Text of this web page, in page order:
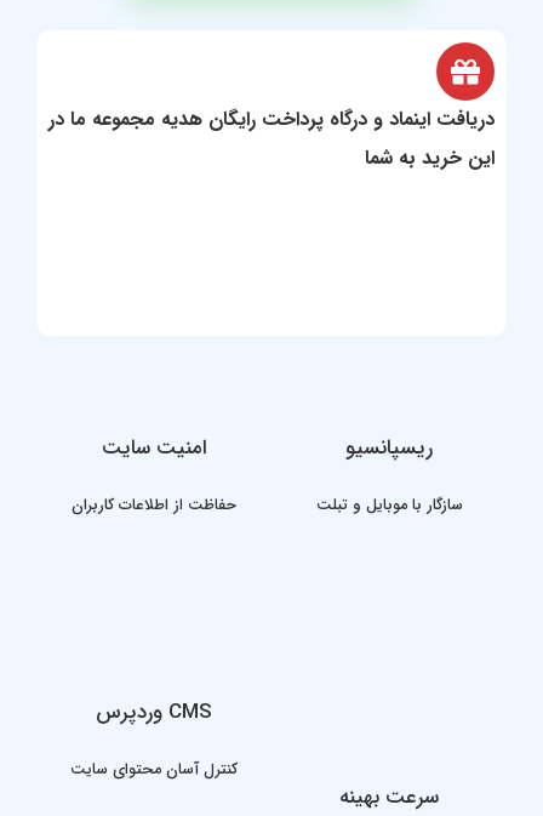
اینماد و درگاه پرداخت رایگان هدیه مجموعه ما در
خرید به شما
ریسپانسیو
سازگار با موبایل و تبلت
امنیت سایت
حفاظت از اطلاعات کاربران
سرعت بهینه
کنترل آسان محتوای سایت